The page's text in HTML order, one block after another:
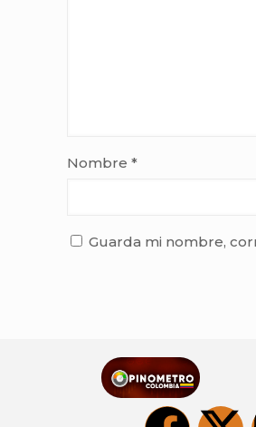
Nombre *
Guarda mi nombre,